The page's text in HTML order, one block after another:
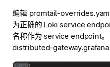
编辑 promtail-
为正确的 Loki service
名称作为 service endpoint
distributed-